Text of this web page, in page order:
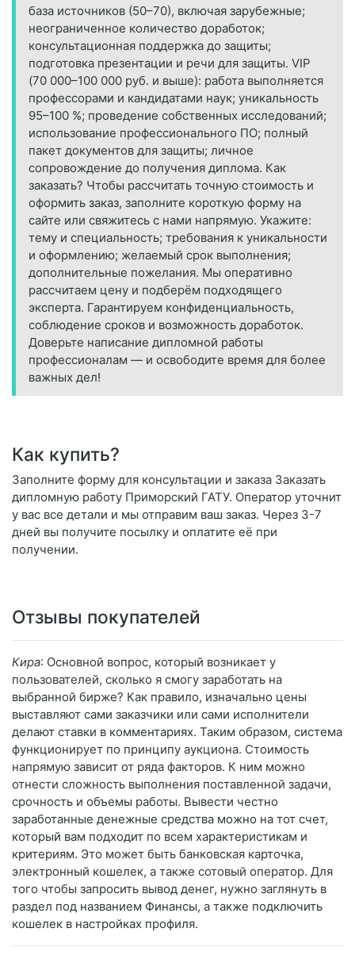
база источников (50–70), включая зарубежные;
неограниченное количество доработок;
консультационная поддержка до защиты;
подготовка презентации и речи для защиты. VIP
(70 000–100 000 руб. и выше): работа выполняется
профессорами и кандидатами наук; уникальность
95–100 %; проведение собственных исследований;
использование профессионального ПО; полный
пакет документов для защиты; личное
сопровождение до получения диплома. Как
заказать? Чтобы рассчитать точную стоимость и
оформить заказ, заполните короткую форму на
сайте или свяжитесь с нами напрямую. Укажите:
тему и специальность; требования к уникальности
и оформлению; желаемый срок выполнения;
дополнительные пожелания. Мы оперативно
рассчитаем цену и подберём подходящего
эксперта. Гарантируем конфиденциальность,
соблюдение сроков и возможность доработок.
Доверьте написание дипломной работы
профессионалам — и освободите время для более
важных дел!
Как купить?
Заполните форму для консультации и заказа Заказать
дипломную работу Приморский ГАТУ. Оператор уточнит
у вас все детали и мы отправим ваш заказ. Через 3-7
дней вы получите посылку и оплатите её при
получении.
Отзывы покупателей
Кира: Основной вопрос, который возникает у
пользователей, сколько я смогу заработать на
выбранной бирже? Как правило, изначально цены
выставляют сами заказчики или сами исполнители
делают ставки в комментариях. Таким образом, система
функционирует по принципу аукциона. Стоимость
напрямую зависит от ряда факторов. К ним можно
отнести сложность выполнения поставленной задачи,
срочность и объемы работы. Вывести честно
заработанные денежные средства можно на тот счет,
который вам подходит по всем характеристикам и
критериям. Это может быть банковская карточка,
электронный кошелек, а также сотовый оператор. Для
того чтобы запросить вывод денег, нужно заглянуть в
раздел под названием Финансы, а также подключить
кошелек в настройках профиля.